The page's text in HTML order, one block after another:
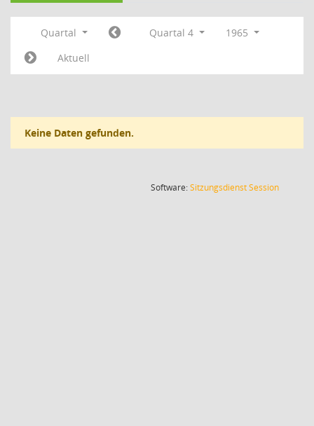
Quartal Quartal 4
1965
Aktuell
Keine Daten gefunden.
Software:SitzungsdienstSession(Wird in